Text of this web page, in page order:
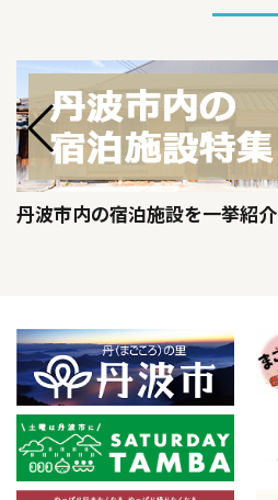
丹波市内の宿泊施設を一挙紹介